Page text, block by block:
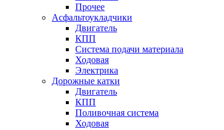
Прочее
Асфальтоукладчики
Двигатель
КПП
Система подачи материала
Ходовая
Электрика
Дорожные катки
Двигатель
КПП
Поливочная система
Ходовая